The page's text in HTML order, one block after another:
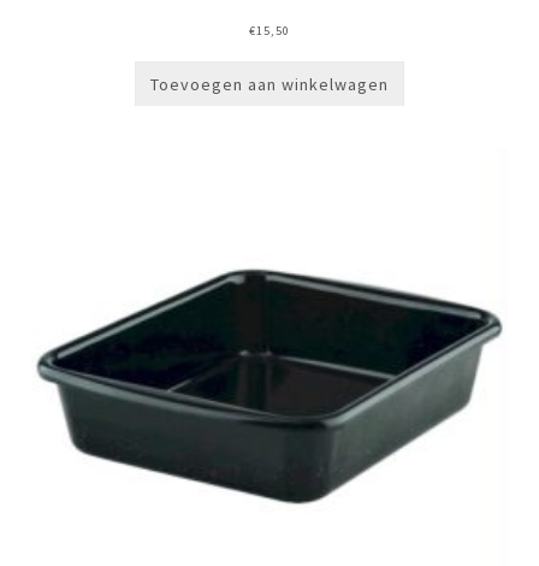
€15,50
Toevoegen aan winkelwagen